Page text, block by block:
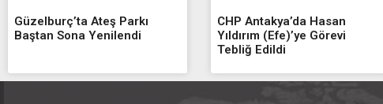
Güzelburç’ta Ateş Parkı
Baştan Sona Yenilendi
CHP Antakya’da Hasan
Yıldırım (Efe)’ye Görevi
Tebliğ Edildi